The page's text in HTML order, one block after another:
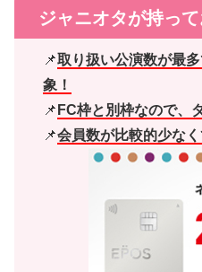
ジャニオタが持っ
📌取り扱い公演数が最
象！
📌 FC枠と別枠なので、
📌会員数が比較的少な